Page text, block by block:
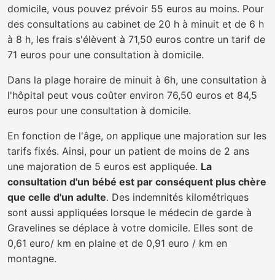
domicile, vous pouvez prévoir 55 euros au moins. Pour
des consultations au cabinet de 20 h à minuit et de 6 h
à 8 h, les frais s'élèvent à 71,50 euros contre un tarif de
71 euros pour une consultation à domicile.
Dans la plage horaire de minuit à 6h, une consultation à
l'hôpital peut vous coûter environ 76,50 euros et 84,5
euros pour une consultation à domicile.
En fonction de l'âge, on applique une majoration sur les
tarifs fixés. Ainsi, pour un patient de moins de 2 ans
une majoration de 5 euros est appliquée. La
consultation d'un bébé est par conséquent plus chère
que celle d'un adulte. Des indemnités kilométriques
sont aussi appliquées lorsque le médecin de garde à
Gravelines se déplace à votre domicile. Elles sont de
0,61 euro/ km en plaine et de 0,91 euro / km en
montagne.